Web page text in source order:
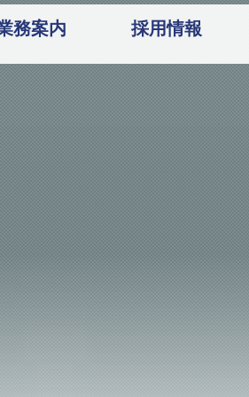
務案内 採用情報